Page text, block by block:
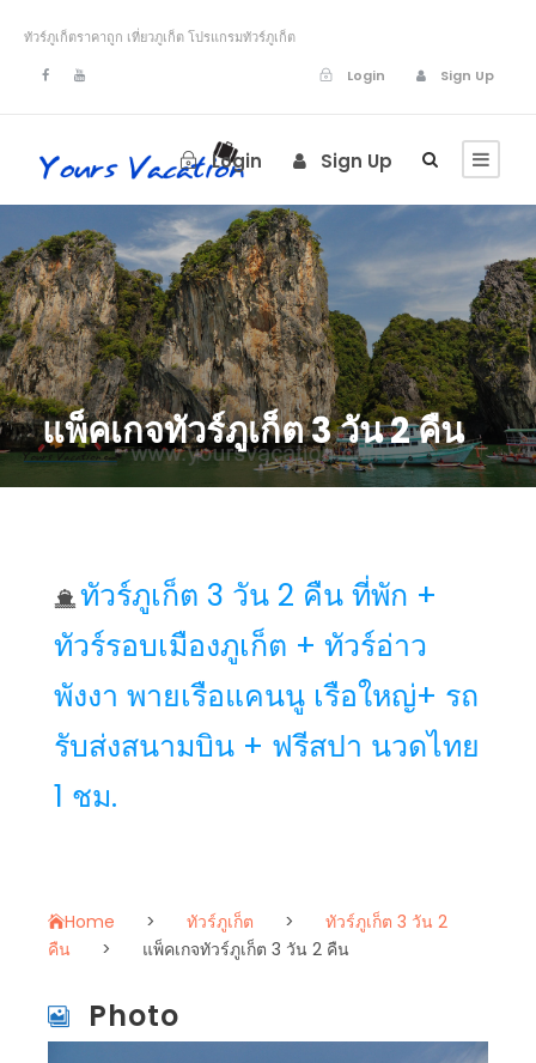
ทัวร์ภูเก็ตราคาถูก เที่ยวภูเก็ต โปรแกรมทัวร์ภูเก็ต
Login
Sign Up
Login Sign Up
แพ็คเกจทัวร์ภูเก็ต 3 วัน 2 คืน
ทัวร์ภูเก็ต 3 วัน 2 คืน ที่พัก +
ทัวร์รอบเมืองภูเก็ต + ทัวร์อ่าว
พังงา พายเรือแคนนู เรือใหญ่+ รถ
รับส่งสนามบิน + ฟรีสปา นวดไทย
1 ชม.
Home > ทัวร์ภูเก็ต >
ทัวร์ภูเก็ต 3 วัน 2
คืน
> แพ็คเกจทัวร์ภูเก็ต 3 วัน 2 คืน
Photo